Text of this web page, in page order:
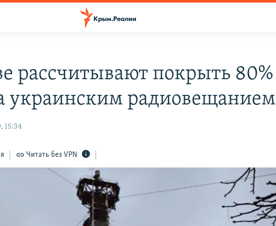
рассчитывают покрыть 80%
украинским радиовещанием
15:34
Читать без VPN